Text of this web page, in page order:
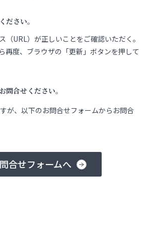
ださい。
（URL）が正しいことをご確認いただく。
再度、ブラウザの「更新」ボタンを押して
問合せください。
が、以下のお問合せフォームからお問合
合せフォームへ